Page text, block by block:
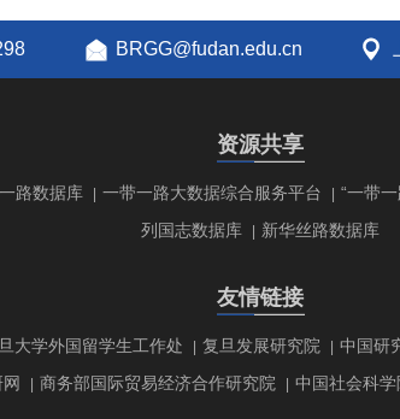
BRGG@fudan.edu.cn
资源共享
路数据库 一带一路大数据综合服务平台 “一带
列国志数据库
新华丝路数据库
友情链接
大学外国留学生工作处 复旦发展研究院 中国研
商务部国际贸易经济合作研究院 中国社会科学